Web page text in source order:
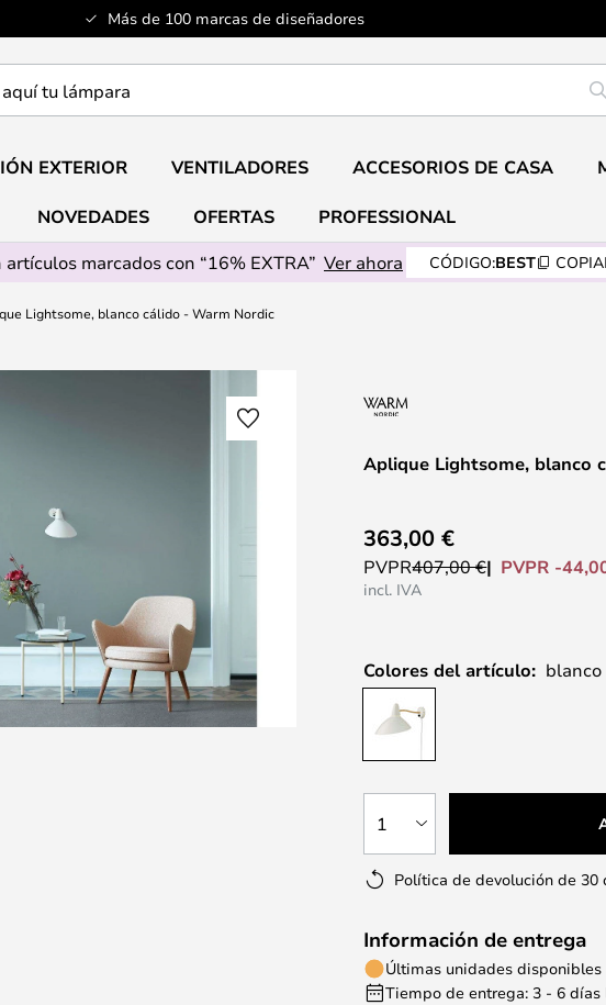
Más de 100 marcas de diseñadores
EXTERIOR VENTILADORES ACCESORIOS DE CASA
NOVEDADES OFERTAS
PROFESSIONAL
artículos marcados con “16% EXTRA” Ver ahora CÓDIGO:BEST
Lightsome, blanco cálido - Warm Nordic
Aplique Lightsome, blanco
363,00 €
PVPR407,00 € PVPR -
incl. IVA
Colores del artículo: blanco
1
Política de devolución de 30
Información de entrega
Últimas unidades disponibles
Tiempo de entrega: 3 - 6